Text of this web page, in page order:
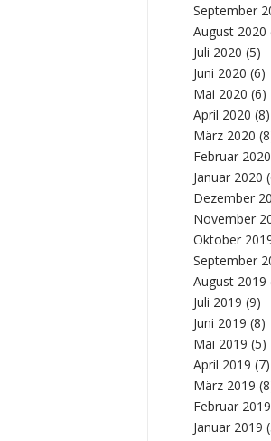
September
August 2020
Juli 2020 (5)
Juni 2020 (6)
Mai 2020 (6)
April 2020 (8)
März 2020
Februar 2020
Januar 2020
Dezember
November
Oktober
September
August 2019
Juli 2019 (9)
Juni 2019 (8)
Mai 2019 (5)
April 2019 (7)
März 2019
Februar 2019
Januar 2019